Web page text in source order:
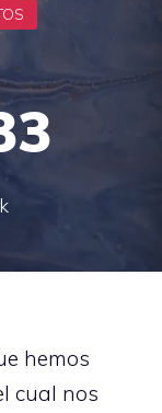
hemos
cual nos